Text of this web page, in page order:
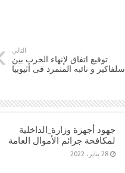
التالي
توقيع اتفاق لإنهاء الحرب بين
سلفاكير و نائبه المتمرد فى أثيوبيا
جهود أجهزة وزارة_الداخلية
لمكافحة جرائم الأموال العامة
28 يناير، 2022